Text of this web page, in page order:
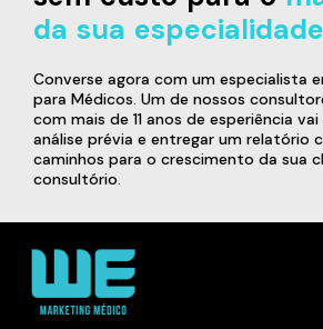
da sua
Converse agora com um especialista
para Médicos. Um de nossos
com mais de 11 anos de esperiência
análise prévia e entregar um relatório
caminhos para o crescimento da sua
consultório.